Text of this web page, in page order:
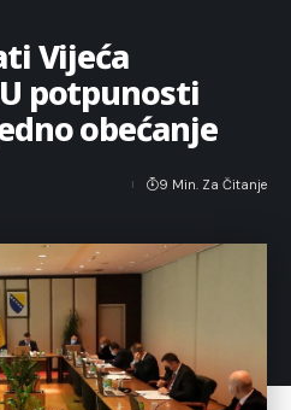
Vijeća
potpunosti
obećanje
9 Min. Za Čitanje